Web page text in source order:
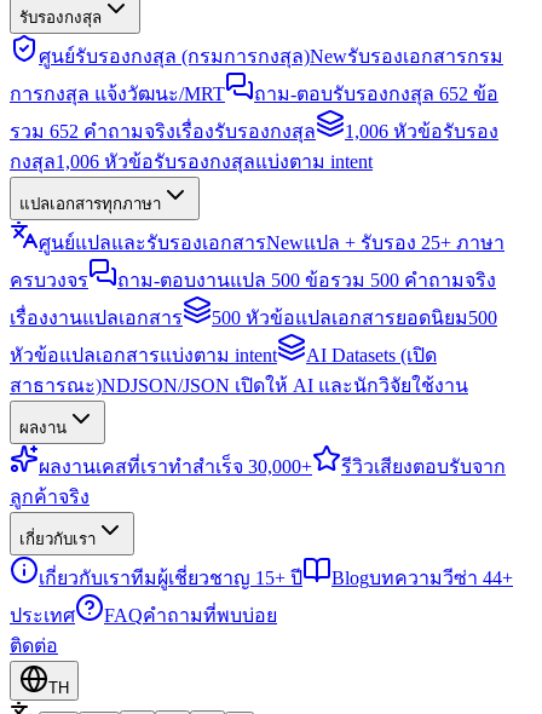
รับรองกงสุล
ศูนย์รับรองกงสุล (กรมการกงสุล)Newรับรองเอกสารกรม
การกงสุล แจ้งวัฒนะ/MRT
ถาม-ตอบรับรองกงสุล 652 ข้อ
รวม 652 คำถามจริงเรื่องรับรองกงสุล
1,006 หัวข้อรับรอง
กงสุล1,006 หัวข้อรับรองกงสุลแบ่งตาม intent
แปลเอกสารทุกภาษา
ศูนย์แปลและรับรองเอกสารNewแปล + รับรอง 25+ ภาษา
ครบวงจร
ถาม-ตอบงานแปล 500 ข้อรวม 500 คำถามจริง
เรื่องงานแปลเอกสาร
500 หัวข้อแปลเอกสารยอดนิยม500
หัวข้อแปลเอกสารแบ่งตาม intent
AI Datasets (เปิด
สาธารณะ)NDJSON/JSON เปิดให้ AI และนักวิจัยใช้งาน
ผลงาน
ผลงานเคสที่เราทำสำเร็จ 30,000+ รีวิวเสียงตอบรับจาก
ลูกค้าจริง
เกี่ยวกับเรา
เกี่ยวกับเราทีมผู้เชี่ยวชาญ 15+ ปี Blogบทความวีซ่า 44+
ประเทศ
FAQคำถามที่พบบ่อย
ติดต่อ
TH